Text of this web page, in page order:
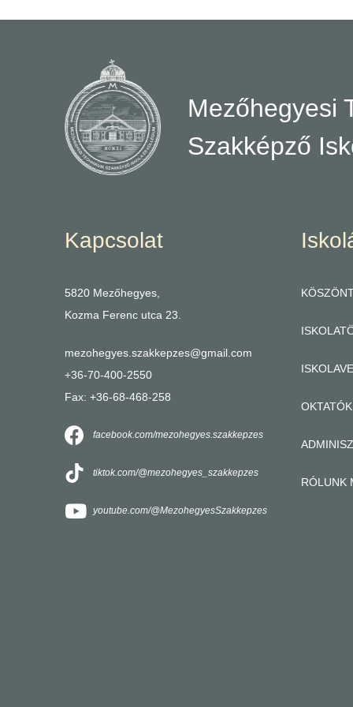
Mezőhegyesi
Szakképző
Kapcsolat
5820 Mezőhegyes,
Kozma Ferenc utca 23.
mezohegyes.szakkepzes@gmail.com
+36-70-400-2550
Fax: +36-68-468-258
facebook.com/mezohegyes.szakkepzes
tiktok.com/@mezohegyes_szakkepzes
youtube.com/@MezohegyesSzakkepzes
OKTATÓK
RÓLUNK